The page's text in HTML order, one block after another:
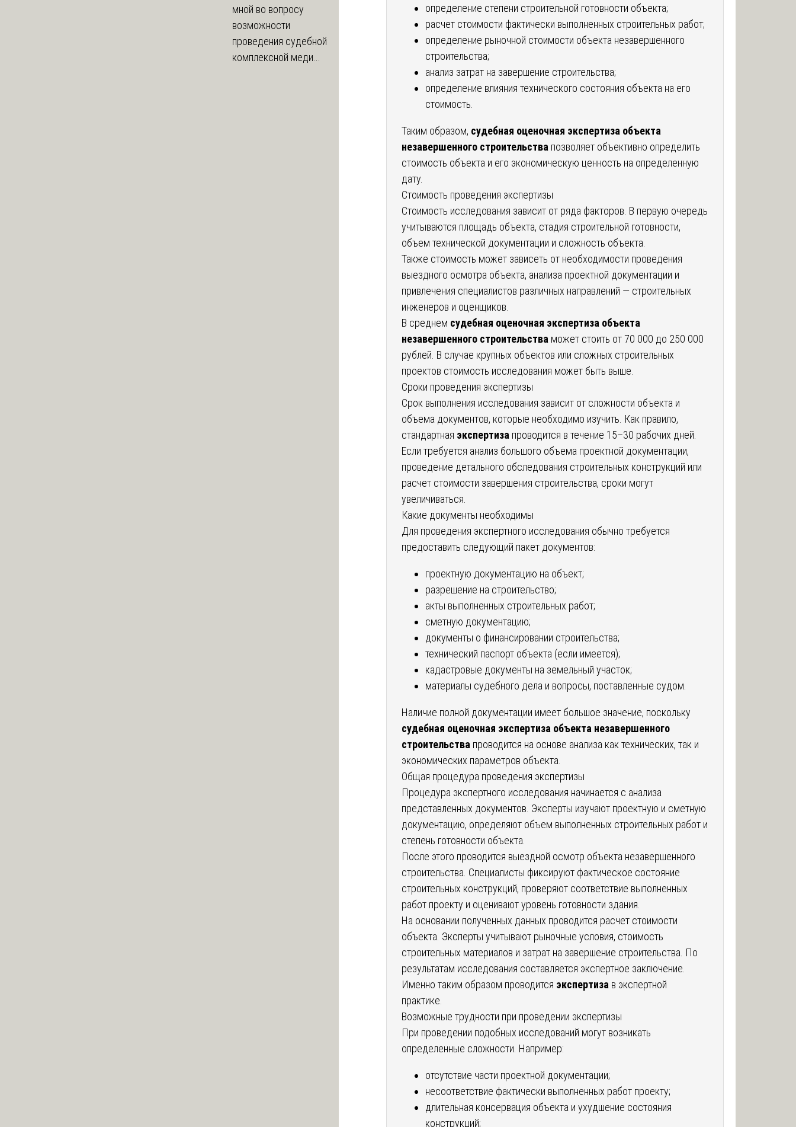
определение степени строительной готовности объекта;
расчет стоимости фактически выполненных строительных работ;
определение рыночной стоимости объекта незавершенного
строительства;
анализ затрат на завершение строительства;
определение влияния технического состояния объекта на его
стоимость.
Таким образом, судебная оценочная экспертиза объекта
незавершенного строительства позволяет объективно определить
стоимость объекта и его экономическую ценность на определенную
дату.
Стоимость проведения экспертизы
Стоимость исследования зависит от ряда факторов. В первую очередь
учитываются площадь объекта, стадия строительной готовности,
объем технической документации и сложность объекта.
Также стоимость может зависеть от необходимости проведения
выездного осмотра объекта, анализа проектной документации и
привлечения специалистов различных направлений — строительных
инженеров и оценщиков.
В среднем судебная оценочная экспертиза объекта
незавершенного строительства может стоить от 70 000 до 250 000
рублей. В случае крупных объектов или сложных строительных
проектов стоимость исследования может быть выше.
Сроки проведения экспертизы
Срок выполнения исследования зависит от сложности объекта и
объема документов, которые необходимо изучить. Как правило,
стандартная экспертиза проводится в течение 15–30 рабочих дней.
Если требуется анализ большого объема проектной документации,
проведение детального обследования строительных конструкций или
расчет стоимости завершения строительства, сроки могут
увеличиваться.
Какие документы необходимы
Для проведения экспертного исследования обычно требуется
предоставить следующий пакет документов:
проектную документацию на объект;
разрешение на строительство;
акты выполненных строительных работ;
сметную документацию;
документы о финансировании строительства;
технический паспорт объекта (если имеется);
кадастровые документы на земельный участок;
материалы судебного дела и вопросы, поставленные судом.
Наличие полной документации имеет большое значение, поскольку
судебная оценочная экспертиза объекта незавершенного
строительства проводится на основе анализа как технических, так и
экономических параметров объекта.
Общая процедура проведения экспертизы
Процедура экспертного исследования начинается с анализа
представленных документов. Эксперты изучают проектную и сметную
документацию, определяют объем выполненных строительных работ и
степень готовности объекта.
После этого проводится выездной осмотр объекта незавершенного
строительства. Специалисты фиксируют фактическое состояние
строительных конструкций, проверяют соответствие выполненных
работ проекту и оценивают уровень готовности здания.
На основании полученных данных проводится расчет стоимости
объекта. Эксперты учитывают рыночные условия, стоимость
строительных материалов и затрат на завершение строительства. По
результатам исследования составляется экспертное заключение.
Именно таким образом проводится экспертиза в экспертной
практике.
Возможные трудности при проведении экспертизы
При проведении подобных исследований могут возникать
определенные сложности. Например:
отсутствие части проектной документации;
несоответствие фактически выполненных работ проекту;
длительная консервация объекта и ухудшение состояния
конструкций;
мной во вопросу
возможности
проведения судебной
комплексной меди...